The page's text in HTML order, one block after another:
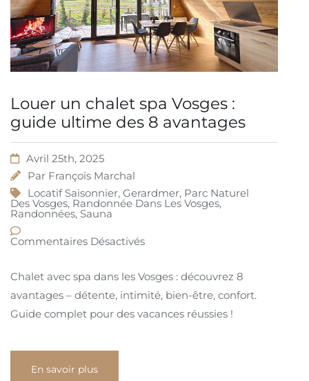
Louer un chalet spa Vosges :
guide ultime des 8 avantages
Avril 25th, 2025
Par François Marchal
Locatif Saisonnier, Gerardmer, Parc Naturel
Des Vosges, Randonnée Dans Les Vosges,
Randonnées, Sauna
Commentaires Désactivés
Chalet avec spa dans les Vosges : découvrez 8
avantages – détente, intimité, bien-être, confort.
Guide complet pour des vacances réussies !
En savoir plus